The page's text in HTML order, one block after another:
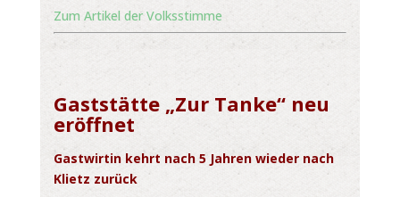
Zum Artikel der Volksstimme
Gaststätte „Zur Tanke“ neu
eröffnet
Gastwirtin kehrt nach 5 Jahren wieder nach
Klietz zurück